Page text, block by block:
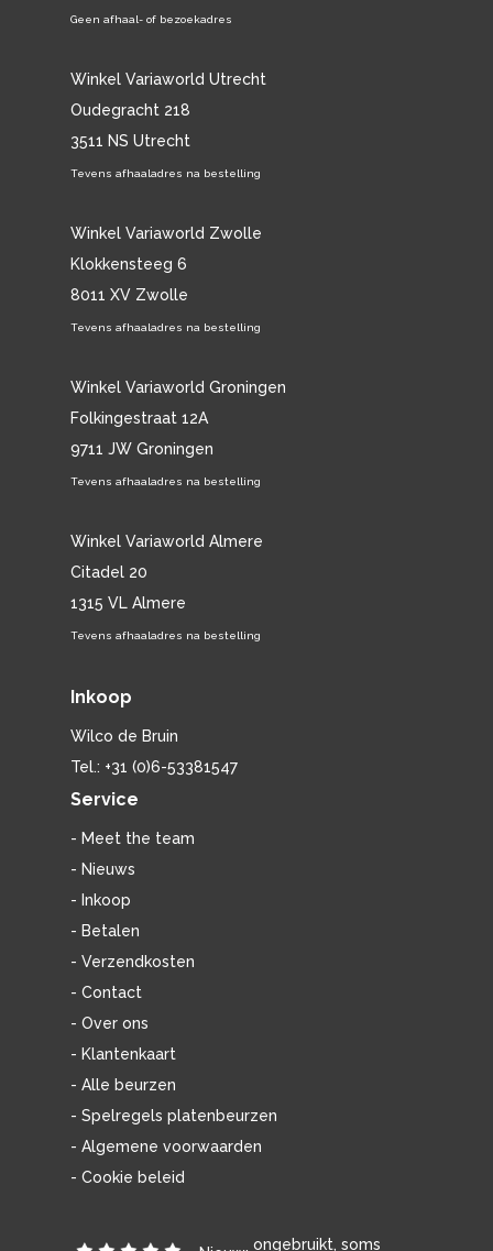
Geen afhaal- of bezoekadres
Winkel Variaworld Utrecht
Oudegracht 218
3511 NS Utrecht
Tevens afhaaladres na bestelling
Winkel Variaworld Zwolle
Klokkensteeg 6
8011 XV Zwolle
Tevens afhaaladres na bestelling
Winkel Variaworld Groningen
Folkingestraat 12A
9711 JW Groningen
Tevens afhaaladres na bestelling
Winkel Variaworld Almere
Citadel 20
1315 VL Almere
Tevens afhaaladres na bestelling
Inkoop
Wilco de Bruin
Tel.: +31 (0)6-53381547
Service
- Meet the team
- Nieuws
- Inkoop
- Betalen
- Verzendkosten
- Contact
- Over ons
- Klantenkaart
- Alle beurzen
- Spelregels platenbeurzen
- Algemene voorwaarden
- Cookie beleid
ongebruikt, soms